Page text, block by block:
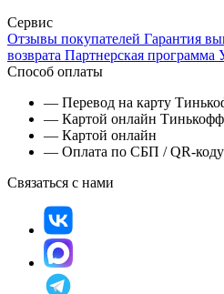
Сервис
Отзывы покупателей Гарантия
возврата Партнерская программа
Способ оплаты
— Перевод на карту
— Картой онлайн Тинькофф
— Картой онлайн
— Оплата по СБП / QR-коду
Связаться с нами